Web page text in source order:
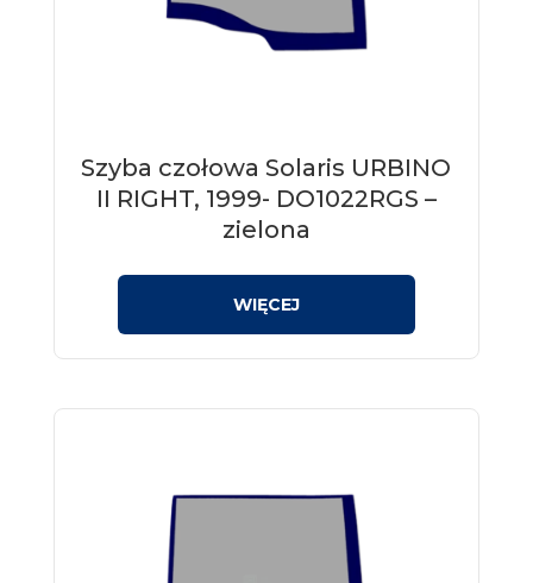
Szyba czołowa Solaris URBINO
II RIGHT, 1999- DO1022RGS –
zielona